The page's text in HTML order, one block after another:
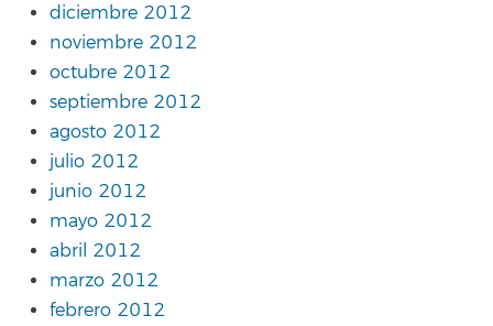
diciembre 2012
noviembre 2012
octubre 2012
septiembre 2012
agosto 2012
julio 2012
junio 2012
mayo 2012
abril 2012
marzo 2012
febrero 2012